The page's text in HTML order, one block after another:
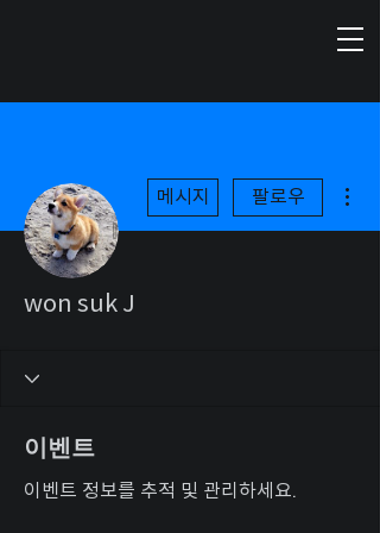
메시지 팔로우
won suk J
이벤트
이벤트 정보를 추적 및 관리하세요.